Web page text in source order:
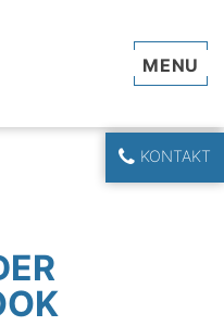
KONTAKT